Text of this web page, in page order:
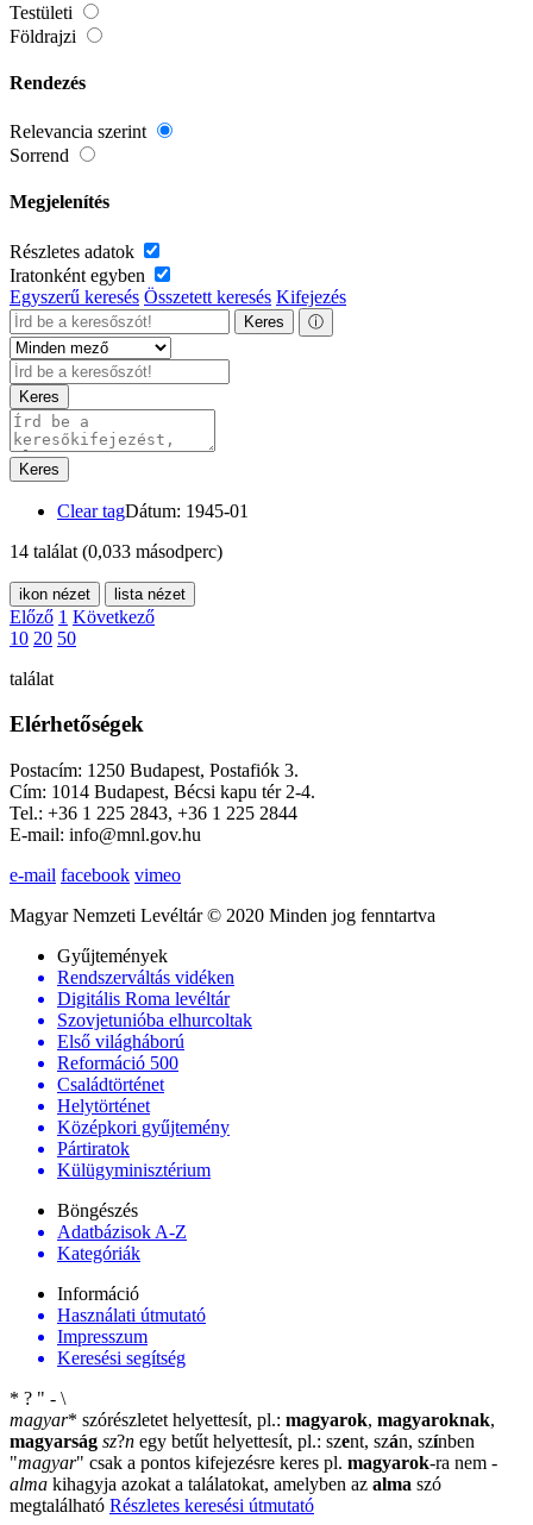
Testületi
Földrajzi
Rendezés
Relevancia szerint
Sorrend
Megjelenítés
Részletes adatok
Iratonként egyben
Egyszerű keresés Összetett keresés Kifejezés
Keres ⓘ
Keres
Keres
Clear tagDátum: 1945-01
14 találat (0,033 másodperc)
ikon nézet lista nézet
Előző 1 Következő
10 20 50
találat
Elérhetőségek
Postacím: 1250 Budapest, Postafiók 3.
Cím: 1014 Budapest, Bécsi kapu tér 2-4.
Tel.: +36 1 225 2843, +36 1 225 2844
E-mail: info@mnl.gov.hu
e-mail facebook vimeo
Magyar Nemzeti Levéltár © 2020 Minden jog fenntartva
Gyűjtemények
Rendszerváltás vidéken
Digitális Roma levéltár
Szovjetunióba elhurcoltak
Első világháború
Reformáció 500
Családtörténet
Helytörténet
Középkori gyűjtemény
Pártiratok
Külügyminisztérium
Böngészés
Adatbázisok A-Z
Kategóriák
Információ
Használati útmutató
Impresszum
Keresési segítség
* ? " - \
magyar* szórészletet helyettesít, pl.: magyarok, magyaroknak,
magyarság sz?n egy betűt helyettesít, pl.: szent, szán, színben
"magyar" csak a pontos kifejezésre keres pl. magyarok-ra nem -
alma kihagyja azokat a találatokat, amelyben az alma szó
megtalálható Részletes keresési útmutató